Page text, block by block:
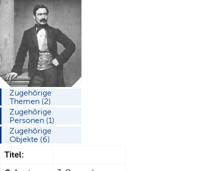
Zugehörige
Themen (2)
Zugehörige
Personen (1)
Zugehörige
Objekte (6)
Titel: